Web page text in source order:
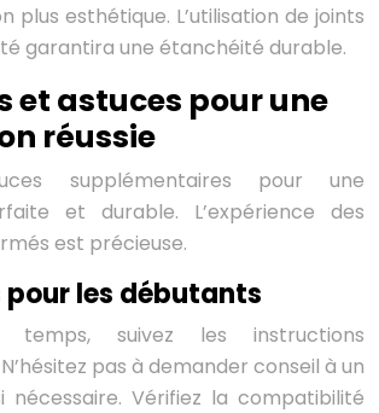
plus esthétique. L’utilisation de joints
garantira une étanchéité durable.
et astuces pour une
réussie
supplémentaires pour une
et durable. L’expérience des
est précieuse.
pour les débutants
temps, suivez les instructions
pas à demander conseil à un
nécessaire. Vérifiez la compatibilité